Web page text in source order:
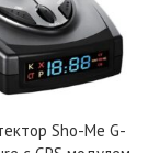
Sho-Me G-